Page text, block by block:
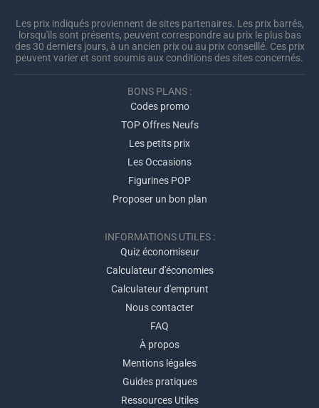
Les prix indiqués proviennent de sites partenaires. Les prix barrés,
lorsqu'ils sont présents, peuvent correspondre au prix le plus bas
des 30 derniers jours, à un ancien prix ou au prix conseillé. Ces prix
peuvent varier et sont soumis aux conditions des sites concernés.
BONS PLANS :
Codes promo
TOP Offres Neufs
Les petits prix
Les Occasions
Figurines POP
Proposer un bon plan
INFORMATIONS UTILES :
Quiz économiseur
Calculateur d'économies
Calculateur d'emprunt
Nous contacter
FAQ
À propos
Mentions légales
Guides pratiques
Ressources Utiles